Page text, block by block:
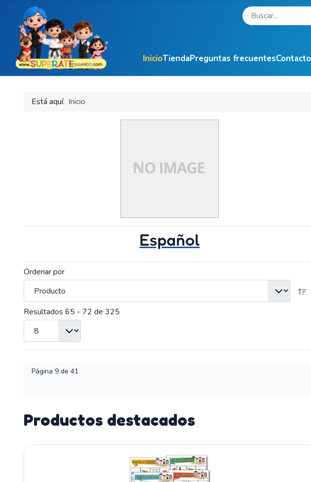
InicioTiendaPreguntas frecuentesContacto
Está aquí: Inicio
Español
Ordenar por
Resultados 65 - 72 de 325
Página 9 de 41
Productos destacados